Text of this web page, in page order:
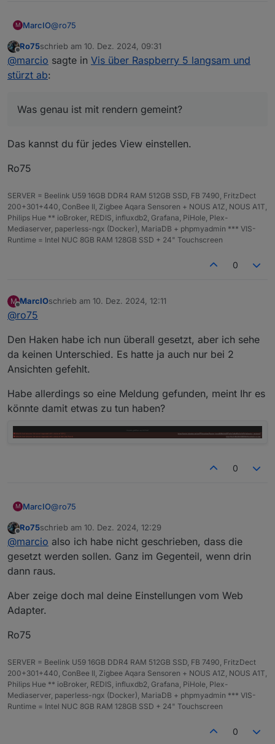
M MarcIO@ro75
Sind 12 Views aber davon haben eben nur die 2 Views
Bilder und paar andere Funktionen. Der Rest ist eher
erwartet?
und 1 Minute einstellen.
Was evtl. aber die Ansicht belasten könnte wären halt
Offline
Ro75schrieb am 10. Dez. 2024, 09:31
zuletzt editiert von
@marcio sagte in Vis über Raspberry 5 langsam und
stürzt ab:
Was genau ist mit rendern gemeint?
Das kannst du für jedes View einstellen.
Ro75
SERVER = Beelink U59 16GB DDR4 RAM 512GB SSD, FB 7490, FritzDect
200+301+440, ConBee II, Zigbee Aqara Sensoren + NOUS A1Z, NOUS A1T,
Philips Hue ** ioBroker, REDIS, influxdb2, Grafana, PiHole, Plex-
Mediaserver, paperless-ngx (Docker), MariaDB + phpmyadmin *** VIS-
Runtime = Intel NUC 8GB RAM 128GB SSD + 24" Touchscreen
0
M
Offline
MarcIOschrieb am 10. Dez. 2024, 12:11
zuletzt editiert von
@ro75
Den Haken habe ich nun überall gesetzt, aber ich sehe
da keinen Unterschied. Es hatte ja auch nur bei 2
Ansichten gefehlt.
Habe allerdings so eine Meldung gefunden, meint Ihr es
könnte damit etwas zu tun haben?
0
M MarcIO@ro75
Den Haken habe ich nun überall gesetzt, aber ich sehe
da keinen Unterschied. Es hatte ja auch nur bei 2
Ansichten gefehlt.
Habe allerdings so eine Meldung gefunden, meint Ihr
es könnte damit etwas zu tun haben?
Offline
Ro75schrieb am 10. Dez. 2024, 12:29
zuletzt editiert von
@marcio also ich habe nicht geschrieben, dass die
gesetzt werden sollen. Ganz im Gegenteil, wenn drin
dann raus.
Aber zeige doch mal deine Einstellungen vom Web
Adapter.
Ro75
SERVER = Beelink U59 16GB DDR4 RAM 512GB SSD, FB 7490, FritzDect
200+301+440, ConBee II, Zigbee Aqara Sensoren + NOUS A1Z, NOUS A1T,
Philips Hue ** ioBroker, REDIS, influxdb2, Grafana, PiHole, Plex-
Mediaserver, paperless-ngx (Docker), MariaDB + phpmyadmin *** VIS-
Runtime = Intel NUC 8GB RAM 128GB SSD + 24" Touchscreen
0